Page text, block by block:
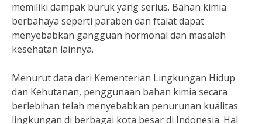
memiliki dampak buruk yang serius. Bahan kimia
berbahaya seperti paraben dan ftalat dapat
menyebabkan gangguan hormonal dan masalah
kesehatan lainnya.
Menurut data dari Kementerian Lingkungan Hidup
dan Kehutanan, penggunaan bahan kimia secara
berlebihan telah menyebabkan penurunan kualitas
lingkungan di berbagai kota besar di Indonesia. Hal